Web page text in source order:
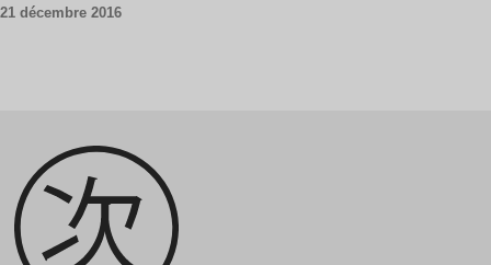
21 décembre 2016